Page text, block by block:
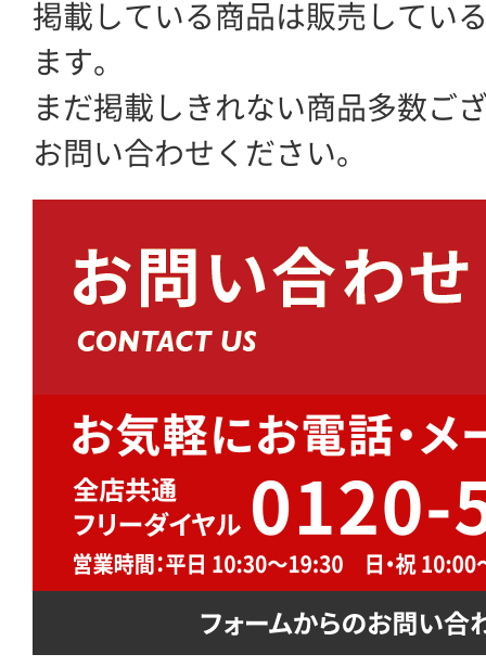
掲載している商品は販売してい
ます。
まだ掲載しきれない商品多数ご
お問い合わせください。